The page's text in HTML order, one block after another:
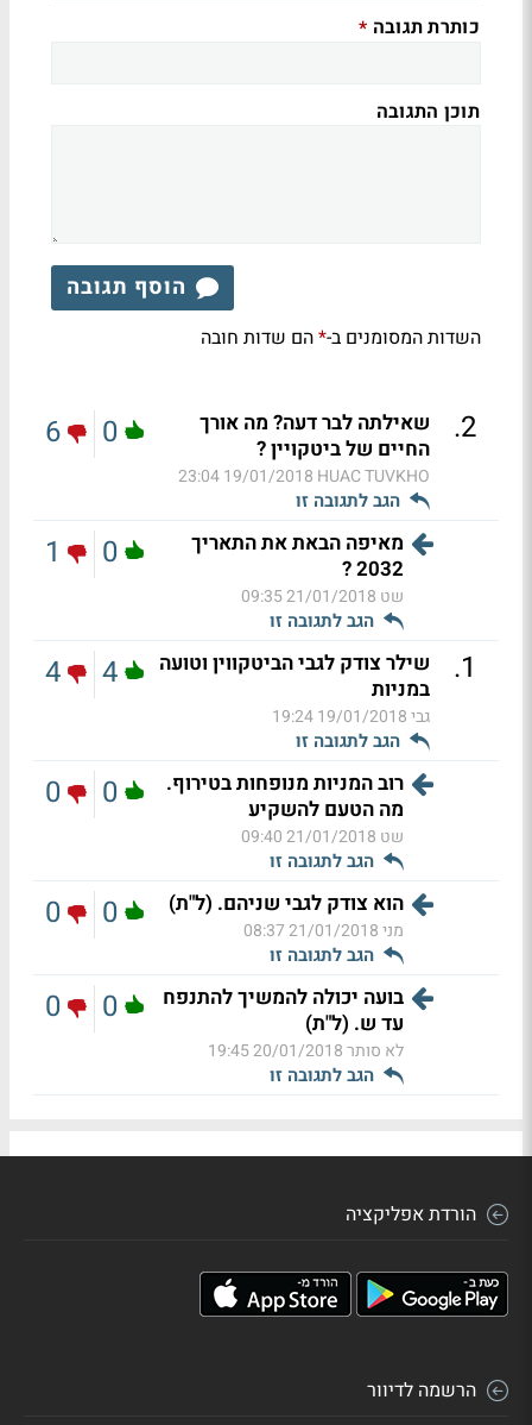
כותרת תגובה *
תוכן התגובה
הוסף תגובה
השדות המסומנים ב-*הם שדות חובה
2
.
שאילתה לבר דעה? מה אורך
החיים של ביטקויין ?
HUAC TUVKHO
19/01/2018 23:04
הגב לתגובה זו
0
6
מאיפה הבאת את התאריך
2032 ?
שט 21/01/2018 09:35
הגב לתגובה זו
0
1
1
.
שילר צודק לגבי הביטקווין וטועה
במניות
גבי19/01/2018 19:24
הגב לתגובה זו
4
4
רוב המניות מנופחות בטירוף.
מה הטעם להשקיע
שט 21/01/2018 09:40
הגב לתגובה זו
0
0
הוא צודק לגבי שניהם. (ל"ת)
מני21/01/2018 08:37
הגב לתגובה זו
0
0
בועה יכולה להמשיך להתנפח
עד ש. (ל"ת)
לא סותר20/01/2018 19:45
הגב לתגובה זו
0
0
הורדת אפליקציה
הרשמה לדיוור